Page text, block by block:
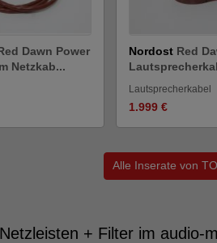
Dawn Power
Netzkab...
Nordost Red
Lautsprecherkabel
1.999 €
Alle Inserate von
+ Filter im audio-